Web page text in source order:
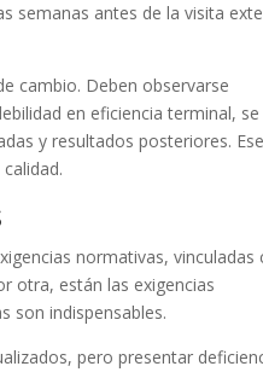
semanas antes de la visita
cambio. Deben observarse
en eficiencia terminal, se
y resultados posteriores. Ese
normativas, vinculadas
otra, están las exigencias
son indispensables.
pero presentar